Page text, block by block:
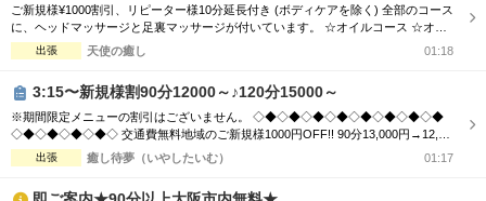
ご新規様¥1000割引、リピーター様10分延長付き (ボディケアを除く) 全部のコース
に、ヘッドマッサージと足裏マッサージが付いています。 ☆オイルコース ☆オイ
ルミックスコース 90分 ￥13,000→¥12,000 120分 ￥16,000→¥15,000 150分 ￥20,0
出張 天使の癒し 01:18
3:15〜新規様割90分12000～♪120分15000～
※期間限定メニューの割引はございません。 ◇◆◇◆◇◆◇◆◇◆◇◆◇◆◇◆
◇◆◇◆◇◆◇◆◇ 交通費無料地域のご新規様1000円OFF!! 90分13,000円→12,00
0円 120分16,000円→15,000円 150分20,000円→19,000円 ※指名料別途 ◇◆◇◆◇
◆◇◆◇◆◇◆◇◆◇◆◇◆◇◆◇◆◇◆◇ 市内の交通費を頂く地域のご新規様1
出張 癒し待夢（いやしたいむ） 01:17